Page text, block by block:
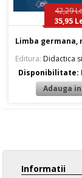
42,29
35,95
Limba germana,
Editura: Didactica
Disponibilitate:
Informatii